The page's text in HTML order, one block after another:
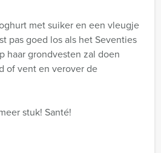
met suiker en een vleugje
pas goed los als het Seventies
haar grondvesten zal doen
of vent en verover de
stuk! Santé!